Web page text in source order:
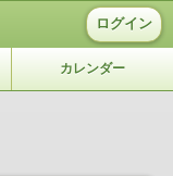
ログイン
カレンダー